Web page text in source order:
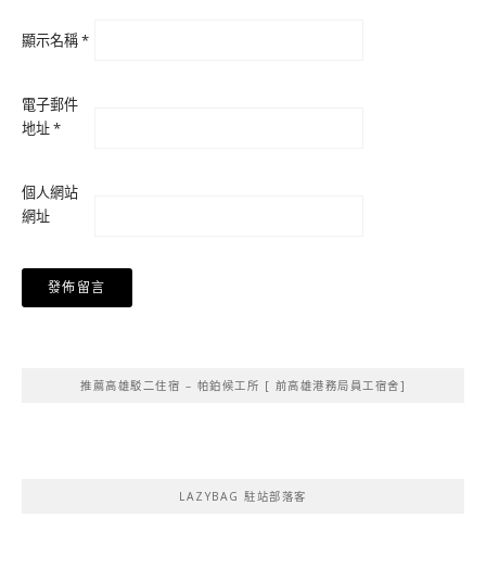
顯示名稱*
電子郵件
地址*
個人網站
網址
推薦高雄駁二住宿 – 帕鉑候工所 [ 前高雄港務局員工宿舍]
LAZYBAG 駐站部落客